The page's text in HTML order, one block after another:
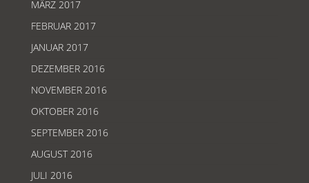
MÄRZ 2017
FEBRUAR 2017
JANUAR 2017
DEZEMBER 2016
NOVEMBER 2016
OKTOBER 2016
SEPTEMBER 2016
AUGUST 2016
JULI 2016